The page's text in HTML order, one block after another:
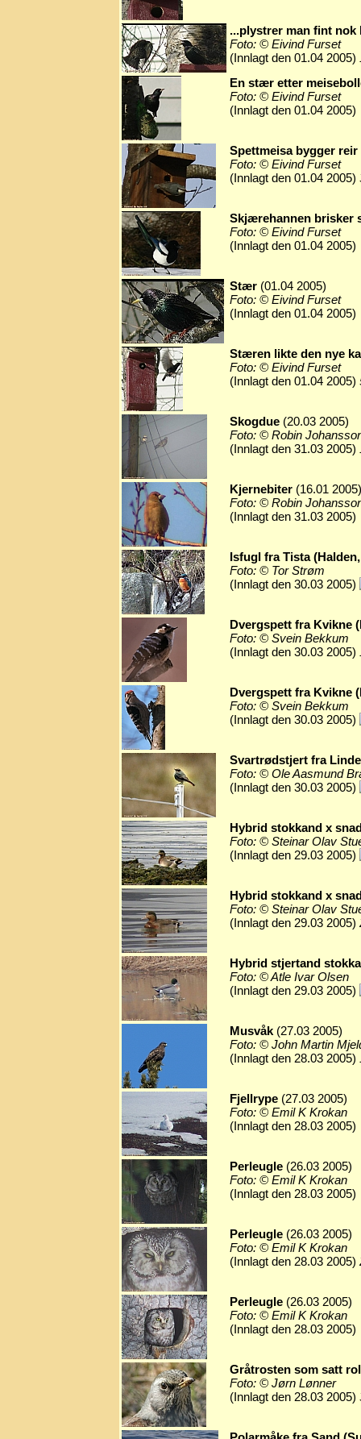
...plystrer man fint nok
Foto: © Eivind Furset
(Innlagt den 01.04 2005)
En stær etter
Foto: © Eivind Furset
(Innlagt den 01.04 2005)
Spettmeisa bygger reir
Foto: © Eivind Furset
(Innlagt den 01.04 2005)
Skjærehannen brisker
Foto: © Eivind Furset
(Innlagt den 01.04 2005)
Stær (01.04 2005)
Foto: © Eivind Furset
(Innlagt den 01.04 2005)
Stæren likte den nye
Foto: © Eivind Furset
(Innlagt den 01.04 2005)
Skogdue (20.03 2005)
Foto: © Robin
(Innlagt den 31.03 2005)
Kjernebiter (16.01 2005)
Foto: © Robin
(Innlagt den 31.03 2005)
Isfugl fra Tista
Foto: © Tor Strøm
(Innlagt den 30.03 2005)
Dvergspett fra Kvikne
Foto: © Svein Bekkum
(Innlagt den 30.03 2005)
Dvergspett fra Kvikne
Foto: © Svein Bekkum
(Innlagt den 30.03 2005)
Svartrødstjert fra
Foto: © Ole Aasmund
(Innlagt den 30.03 2005)
Hybrid stokkand x
Foto: © Steinar Olav
(Innlagt den 29.03 2005)
Hybrid stokkand x
Foto: © Steinar Olav
(Innlagt den 29.03 2005)
Hybrid stjertand
Foto: © Atle Ivar Olsen
(Innlagt den 29.03 2005)
Musvåk (27.03 2005)
Foto: © John Martin
(Innlagt den 28.03 2005)
Fjellrype (27.03 2005)
Foto: © Emil K Krokan
(Innlagt den 28.03 2005)
Perleugle (26.03 2005)
Foto: © Emil K Krokan
(Innlagt den 28.03 2005)
Perleugle (26.03 2005)
Foto: © Emil K Krokan
(Innlagt den 28.03 2005)
Perleugle (26.03 2005)
Foto: © Emil K Krokan
(Innlagt den 28.03 2005)
Gråtrosten som satt
Foto: © Jørn Lønner
(Innlagt den 28.03 2005)